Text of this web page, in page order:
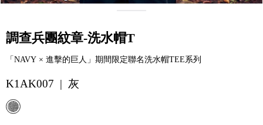
調查兵團紋章-洗水帽T
「NAVY × 進擊的巨人」期間限定聯名洗水帽TEE系列
K1AK007 | 灰